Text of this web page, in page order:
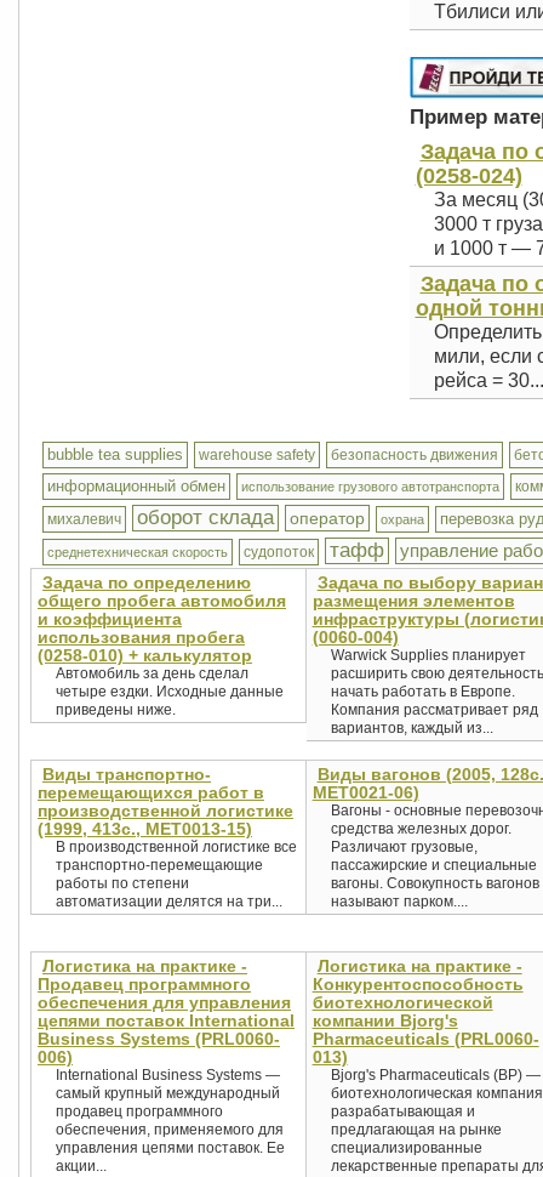
Тбилиси
Пример
Задача по
(0258-024)
За месяц
3000 т
и 1000 т —
Задача по
одной
мили, если
рейса = 30...
bubble tea supplies warehouse safety безопасность движения
информационный обмен использование грузового автотранспорта
михалевич
оборот склада оператор охрана перевозка
среднетехническая скорость судопоток тафф управление
Задача по определению
общего пробега автомобиля
и коэффициента
использования пробега
(0258-010) + калькулятор
Автомобиль за день сделал
четыре ездки. Исходные данные
приведены ниже.
Задача по выбору
размещения элементов
инфраструктуры
(0060-004)
Warwick Supplies планирует
расширить свою
начать работать в Европе.
Компания рассматривает ряд
вариантов, каждый из...
Виды транспортно-
перемещающихся работ в
производственной логистике
(1999, 413с., MET0013-15)
В производственной логистике все
транспортно-перемещающие
работы по степени
автоматизации делятся на три...
Виды вагонов (2005,
MET0021-06)
Вагоны - основные
средства железных дорог.
Различают грузовые,
пассажирские и специальные
вагоны. Совокупность вагонов
называют парком....
Логистика на практике -
Продавец программного
обеспечения для управления
цепями поставок International
Business Systems (PRL0060-
006)
International Business Systems —
самый крупный международный
продавец программного
обеспечения, применяемого для
управления цепями поставок. Ее
акции...
Логистика на практике -
Конкурентоспособность
биотехнологической
компании Bjorg's
Pharmaceuticals (PRL0060-
013)
Bjorg's Pharmaceuticals (BP) —
биотехнологическая
разрабатывающая и
предлагающая на рынке
специализированные
лекарственные препараты